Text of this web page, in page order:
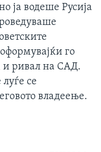
ја водеше Русија
го
и ривал на САД.
се
владеење.